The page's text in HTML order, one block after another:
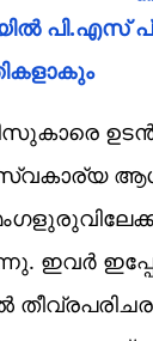
പി.എസ്
സ്വകാര്യ
ഇവർ